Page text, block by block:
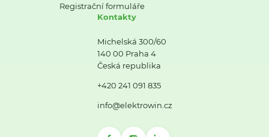
Registrační formuláře
Kontakty
Michelská 300/60
140 00 Praha 4
Česká republika
+420 241 091 835
info@elektrowin.cz